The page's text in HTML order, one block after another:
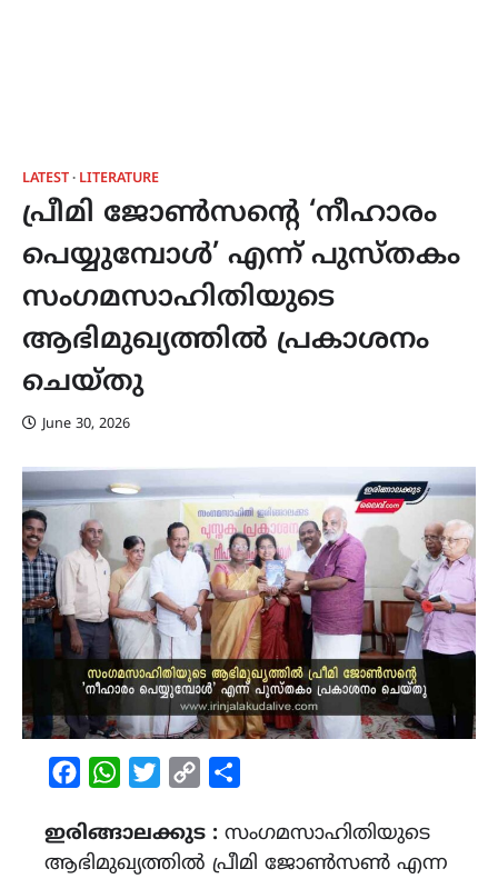
LATEST LITERATURE
പ്രീമി ജോൺസന്റെ ‘നീഹാരം
പെയ്യുമ്പോൾ’ എന്ന് പുസ്തകം
സംഗമസാഹിതിയുടെ
ആഭിമുഖ്യത്തിൽ പ്രകാശനം
ചെയ്തു
June 30, 2026
FacebookWhatsAppTwitterCopy
ഇരിങ്ങാലക്കുട : സംഗമസാഹിതിയുടെ
ആഭിമുഖ്യത്തിൽ പ്രീമി ജോൺസൺ എന്ന